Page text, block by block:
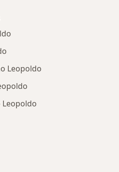
Leopoldo
Leopoldo